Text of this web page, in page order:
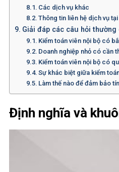
Các dịch vụ khác
Thông tin liên hệ dịch vụ
Giải đáp các câu hỏi
Kiểm toán viên nội bộ có
Doanh nghiệp nhỏ có cần
Kiểm toán viên nội bộ có
Sự khác biệt giữa kiểm
Làm thế nào để đảm bảo
Định nghĩa và